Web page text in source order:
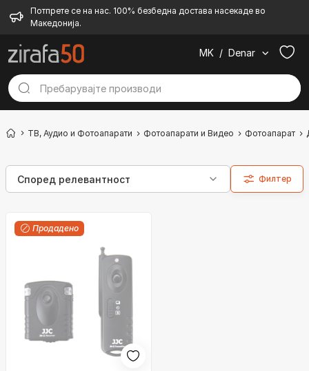
Потпрете се на нас. 100% безбедна достава насекаде во
Македонија.
MK / Denar
ТВ, Аудио и Фотоапарати Фотоапарати и Видео Фотоапарат
Филтер
Продадено